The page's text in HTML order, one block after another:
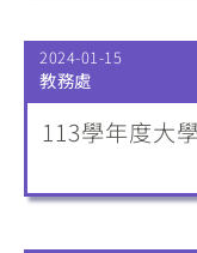
2024-01-15
教務處
113學年度大